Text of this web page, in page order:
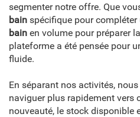
segmenter notre offre. Que
bain spécifique pour compléter
bain en volume pour préparer
plateforme a été pensée pour
fluide.
En séparant nos activités,
naviguer plus rapidement vers
nouveauté, le stock disponible